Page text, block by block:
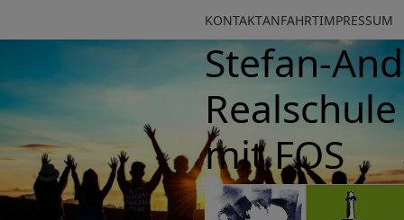
KONTAKTANFAHRTIMPRESSUM
Stefan-
Realschule
mit FOS